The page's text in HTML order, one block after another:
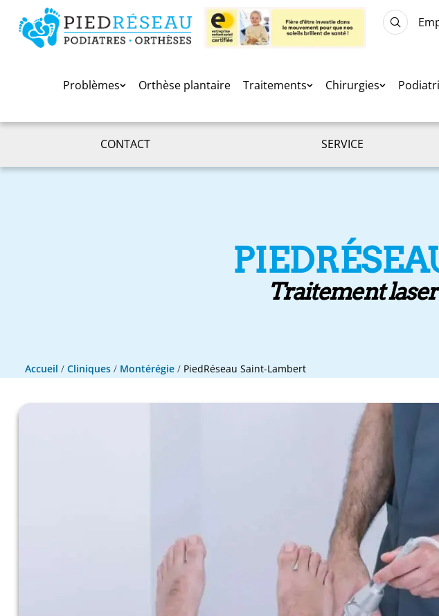
Problèmes Orthèse plantaire Traitements Chirurgies
CONTACT SERVICE
Traitement
Accueil / Cliniques / Montérégie / PiedRéseau Saint-Lambert